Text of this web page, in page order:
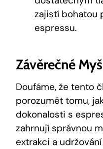
zajistí bohatou
espressu.
Závěrečné
Doufáme, že tento
porozumět tomu,
dokonalosti s
zahrnují správnou
extrakci a